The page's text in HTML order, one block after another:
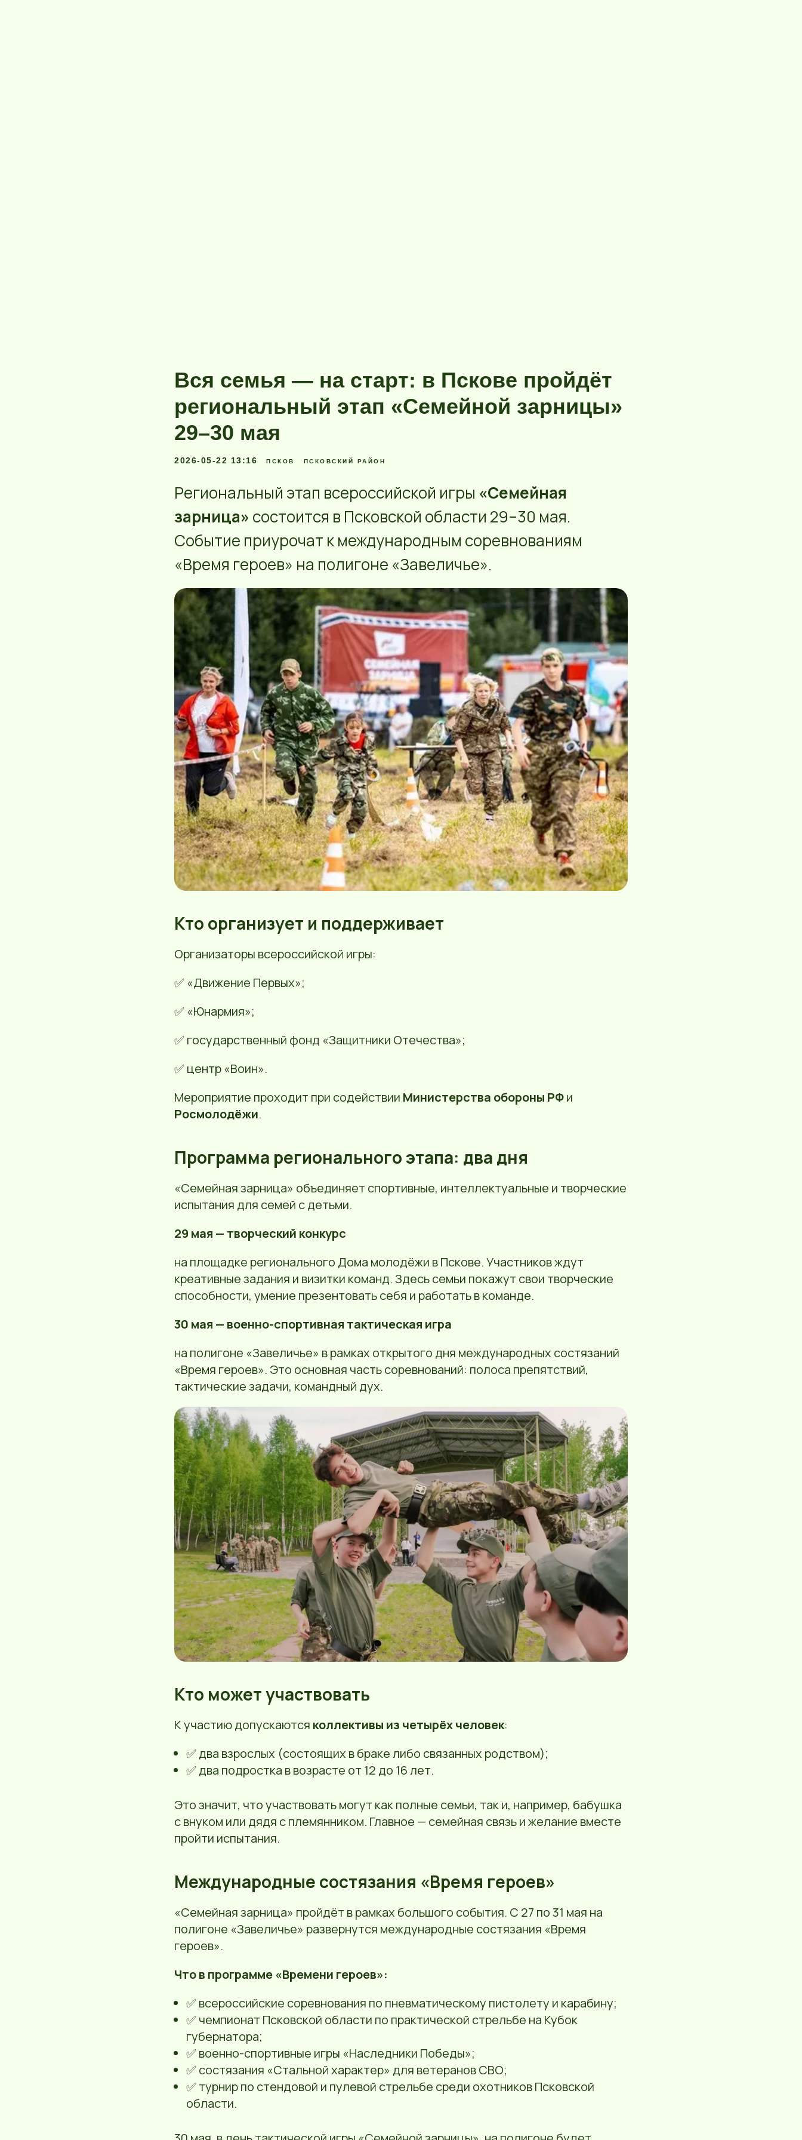
Вся семья — на старт: в Пскове пройдёт
региональный этап «Семейной зарницы»
29–30 мая
2026-05-22 13:16 ПСКОВ ПСКОВСКИЙ РАЙОН
Региональный этап всероссийской игры «Семейная
зарница» состоится в Псковской области 29–30 мая.
Событие приурочат к международным соревнованиям
«Время героев» на полигоне «Завеличье».
Кто организует и поддерживает
Организаторы всероссийской игры:
✅ «Движение Первых»;
✅ «Юнармия»;
✅ государственный фонд «Защитники Отечества»;
✅ центр «Воин».
Мероприятие проходит при содействии Министерства обороны РФи
Росмолодёжи.
Программа регионального этапа: два дня
«Семейная зарница» объединяет спортивные, интеллектуальные и творческие
испытания для семей с детьми.
29 мая — творческий конкурс
на площадке регионального Дома молодёжи в Пскове. Участников ждут
креативные задания и визитки команд. Здесь семьи покажут свои творческие
способности, умение презентовать себя и работать в команде.
30 мая — военно-спортивная тактическая игра
на полигоне «Завеличье» в рамках открытого дня международных состязаний
«Время героев». Это основная часть соревнований: полоса препятствий,
тактические задачи, командный дух.
Кто может участвовать
К участию допускаются коллективы из четырёх человек:
✅ два взрослых (состоящих в браке либо связанных родством);
✅ два подростка в возрасте от 12 до 16 лет.
Это значит, что участвовать могут как полные семьи, так и, например, бабушка
с внуком или дядя с племянником. Главное — семейная связь и желание вместе
пройти испытания.
Международные состязания «Время героев»
«Семейная зарница» пройдёт в рамках большого события. С 27 по 31 мая на
полигоне «Завеличье» развернутся международные состязания «Время
героев».
Что в программе «Времени героев»:
✅ всероссийские соревнования по пневматическому пистолету и карабину;
✅ чемпионат Псковской области по практической стрельбе на Кубок
губернатора;
✅ военно-спортивные игры «Наследники Победы»;
✅ состязания «Стальной характер» для ветеранов СВО;
✅ турнир по стендовой и пулевой стрельбе среди охотников Псковской
области.